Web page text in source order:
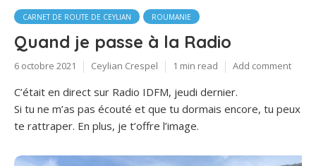
CARNET DE ROUTE DE CEYLIAN ROUMANIE
Quand je passe à la Radio
6 octobre 2021 Ceylian Crespel 1 min read Add comment
C’était en direct sur Radio IDFM, jeudi dernier.
Si tu ne m’as pas écouté et que tu dormais encore, tu peux
te rattraper. En plus, je t’offre l’image.